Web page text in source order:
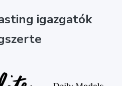
igazgatók